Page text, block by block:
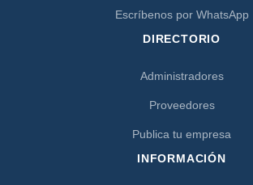
Escríbenos por WhatsApp
DIRECTORIO
Administradores
Proveedores
Publica tu empresa
INFORMACIÓN